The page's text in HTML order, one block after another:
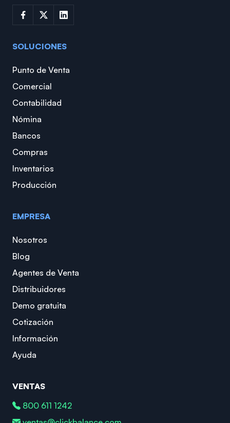
SOLUCIONES
Punto de Venta
Comercial
Contabilidad
Nómina
Bancos
Compras
Inventarios
Producción
EMPRESA
Nosotros
Blog
Agentes de Venta
Distribuidores
Demo gratuita
Cotización
Información
Ayuda
VENTAS
800 611 1242